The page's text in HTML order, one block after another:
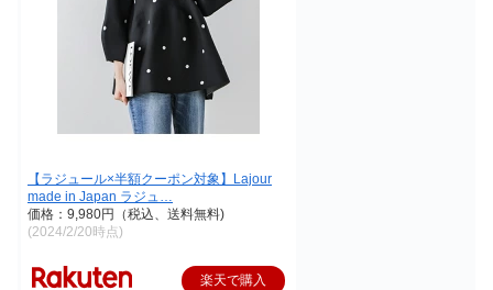
【ラジュール×半額クーポン対象】Lajour
made in Japan ラジュ…
価格：9,980円（税込、送料無料)
(2024/2/20時点)
楽天で購入